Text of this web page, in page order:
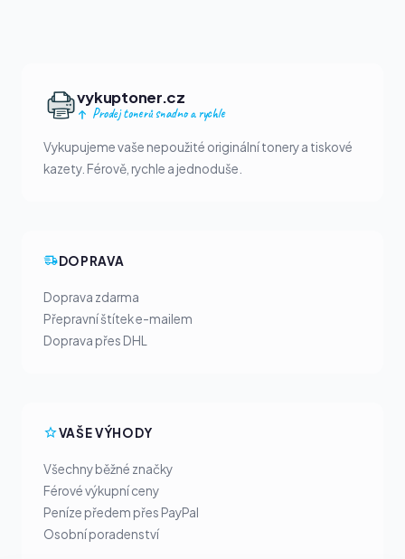
vykuptoner.cz
Prodej tonerů snadno a rychle
Vykupujeme vaše nepoužité originální tonery a tiskové
kazety. Férově, rychle a jednoduše.
DOPRAVA
Doprava zdarma
Přepravní štítek e-mailem
Doprava přes DHL
VAŠE VÝHODY
Všechny běžné značky
Férové výkupní ceny
Peníze předem přes PayPal
Osobní poradenství